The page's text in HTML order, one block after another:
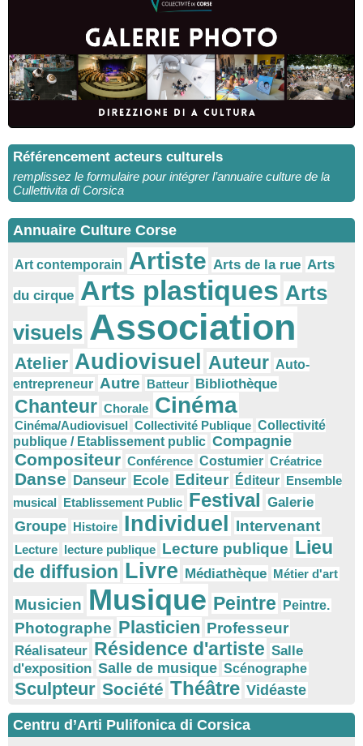
Référencement acteurs culturels
remplissez le formulaire pour intégrer l’annuaire culture de la
Cullettivita di Corsica
Annuaire Culture Corse
Art contemporain Artiste Arts de la rue Arts
du cirque Arts plastiques Arts
visuels Association
Atelier Audiovisuel Auteur Auto-
entrepreneur Autre Batteur Bibliothèque
Chanteur Chorale Cinéma
Cinéma/Audiovisuel Collectivité Publique Collectivité
publique / Etablissement public Compagnie
Compositeur Conférence Costumier Créatrice
Danse Danseur Ecole Editeur Éditeur Ensemble
musical Etablissement Public Festival Galerie
Groupe Histoire Individuel Intervenant
Lecture lecture publique Lecture publique Lieu
de diffusion Livre Médiathèque Métier d'art
Musicien Musique Peintre Peintre.
Photographe Plasticien Professeur
Réalisateur Résidence d'artiste Salle
d'exposition Salle de musique Scénographe
Sculpteur Société Théâtre Vidéaste
Centru d’Arti Pulifonica di Corsica